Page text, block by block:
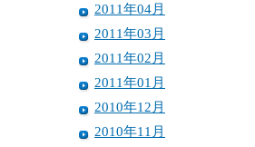
2011年04月
2011年03月
2011年02月
2011年01月
2010年12月
2010年11月